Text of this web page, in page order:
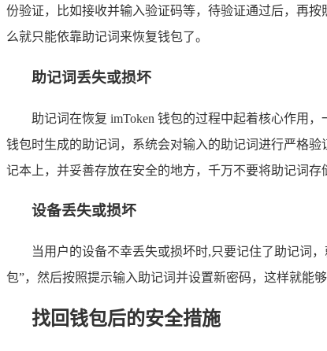
份验证，比如接收并输入验证码等，待验证通过后，再
么就只能依靠助记词来恢复钱包了。
助记词丢失或损坏
助记词在恢复 imToken 钱包的过程中起着核心作用
钱包时生成的助记词，系统会对输入的助记词进行严格
记本上，并妥善存放在安全的地方，千万不要将助记词
设备丢失或损坏
当用户的设备不幸丢失或损坏时,只要记住了助记词
包”，然后按照提示输入助记词并设置新密码，这样就能
找回钱包后的安全措施